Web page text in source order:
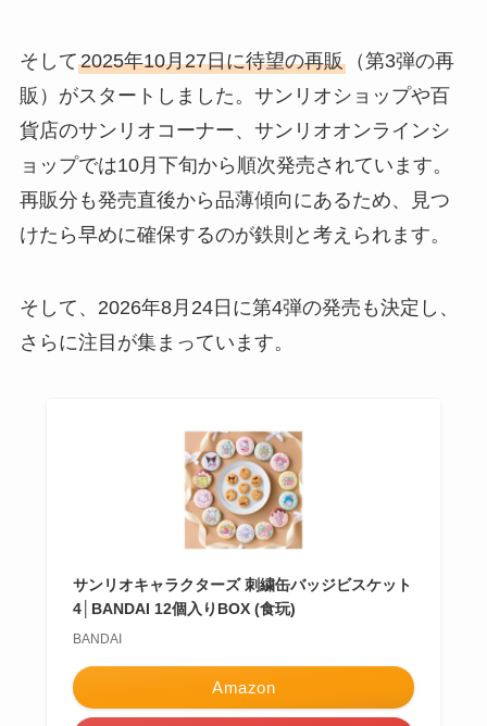
そして2025年10月27日に待望の再販（第3弾の再
販）がスタートしました。サンリオショップや百
貨店のサンリオコーナー、サンリオオンラインシ
ョップでは10月下旬から順次発売されています。
再販分も発売直後から品薄傾向にあるため、見つ
けたら早めに確保するのが鉄則と考えられます。
そして、2026年8月24日に第4弾の発売も決定し、
さらに注目が集まっています。
サンリオキャラクターズ 刺繍缶バッジビスケット
4│BANDAI 12個入りBOX (食玩)
BANDAI
Amazon